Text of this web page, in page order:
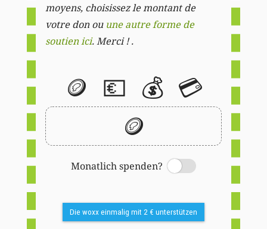
moyens, choisissez le montant de
votre don ou une autre forme de
soutien ici. Merci ! .
🪙 💶 💰 💳
🪙
Monatlich spenden?
Switch
Die woxx einmalig mit 2 € unterstützen